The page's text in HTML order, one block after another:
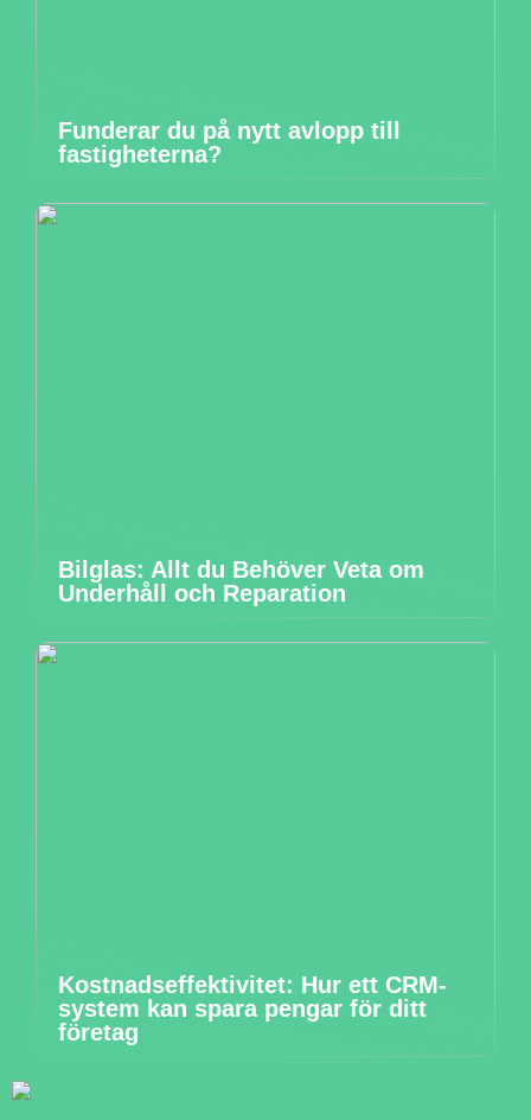
Funderar du på nytt avlopp till
fastigheterna?
Bilglas: Allt du Behöver Veta om
Underhåll och Reparation
Kostnadseffektivitet: Hur ett CRM-
system kan spara pengar för ditt
företag